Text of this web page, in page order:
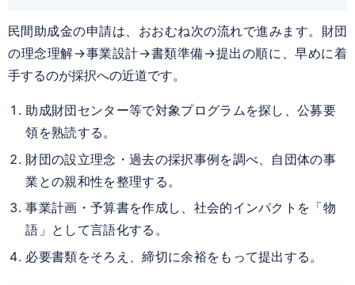
民間助成金の申請は、おおむね次の流れで進みます。財団
の理念理解→事業設計→書類準備→提出の順に、早めに着
手するのが採択への近道です。
助成財団センター等で対象プログラムを探し、公募要
領を熟読する。
財団の設立理念・過去の採択事例を調べ、自団体の事
業との親和性を整理する。
事業計画・予算書を作成し、社会的インパクトを「物
語」として言語化する。
必要書類をそろえ、締切に余裕をもって提出する。